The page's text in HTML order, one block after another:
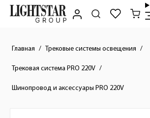
Главная Трековые системы освещения
Трековая система PRO 220V
Шинопровод и аксессуары PRO 220V